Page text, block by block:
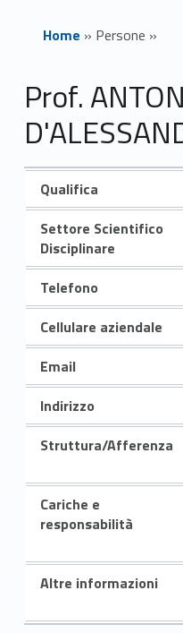
Home » Persone »
Prof.
Qualifica
Settore Scientifico
Disciplinare
Telefono
Cellulare aziendale
Email
Indirizzo
Struttura/Afferenza
Cariche e
responsabilità
Altre informazioni